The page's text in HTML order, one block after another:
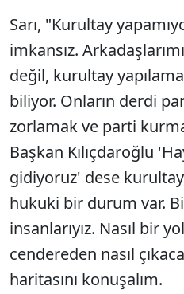
Sarı, "Kurultay
imkansız.
değil, kurultay
biliyor. Onların derdi
zorlamak ve parti
Başkan Kılıçdaroğlu
gidiyoruz' dese
hukuki bir durum var.
insanlarıyız. Nasıl bir
cendereden nasıl
haritasını konuşalım.